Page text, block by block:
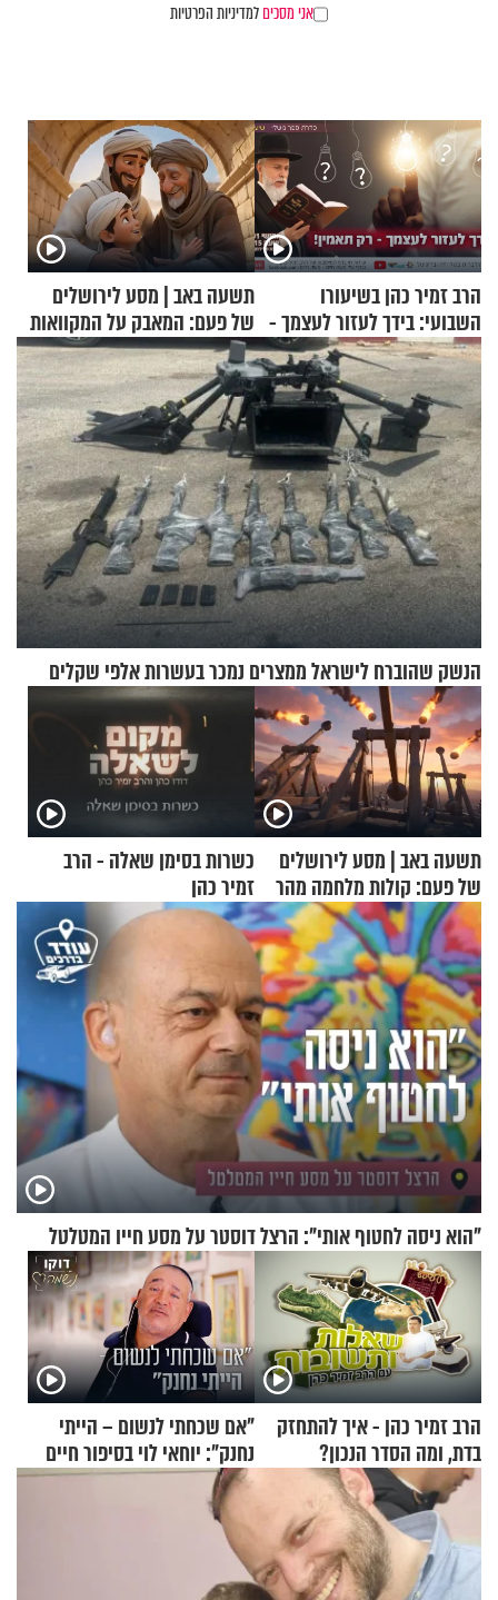
אני מסכיםלמדיניות הפרטיות
הרב זמיר כהן בשיעורו
השבועי: בידך לעזור לעצמך -
רק תאמין
תשעה באב | מסע לירושלים
של פעם: המאבק על המקוואות
הנשק שהוברח לישראל ממצרים נמכר בעשרות אלפי שקלים
תשעה באב | מסע לירושלים
של פעם: קולות מלחמה מהר
הזיתים
כשרות בסימן שאלה - הרב
זמיר כהן
"הוא ניסה לחטוף אותי": הרצל דוסטר על מסע חייו המטלטל
הרב זמיר כהן - איך להתחזק
בדת, ומה הסדר הנכון?
"אם שכחתי לנשום – הייתי
נחנק": יוחאי לוי בסיפור חיים
מעורר השראה